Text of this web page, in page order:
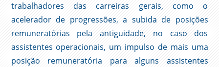
trabalhadores das carreiras gerais, como o
acelerador de progressões, a subida de posições
remuneratórias pela antiguidade, no caso dos
assistentes operacionais, um impulso de mais uma
posição remuneratória para alguns assistentes